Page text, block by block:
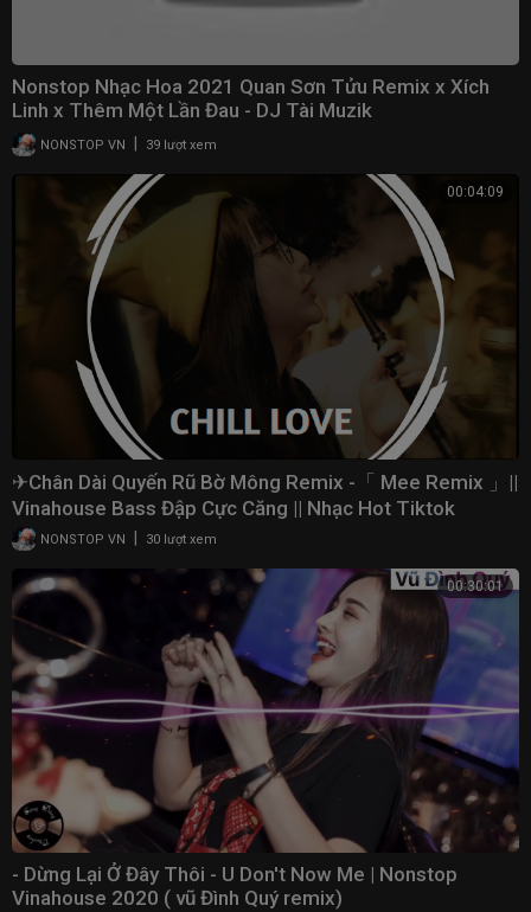
Nonstop Nhạc Hoa 2021 Quan Sơn Tửu Remix x Xích
Linh x Thêm Một Lần Đau - DJ Tài Muzik
NONSTOP VN 39 lượt xem
00:04:09
✈Chân Dài Quyến Rũ Bờ Mông Remix -「 Mee Remix 」||
Vinahouse Bass Đập Cực Căng || Nhạc Hot Tiktok
NONSTOP VN | 30 lượt xem
00:30:01
- Dừng Lại Ở Đây Thôi - U Don't Now Me | Nonstop
Vinahouse 2020 ( vũ Đình Quý remix)